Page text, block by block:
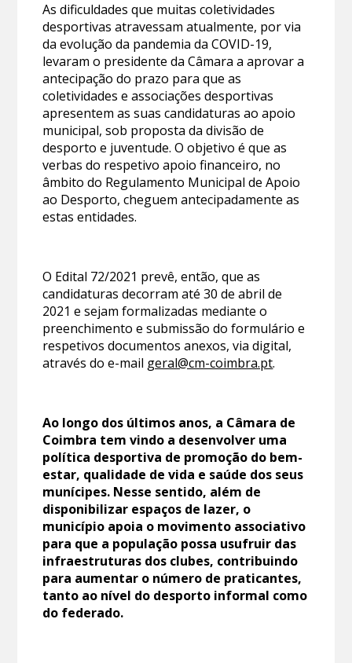
As dificuldades que muitas coletividades
desportivas atravessam atualmente, por via
da evolução da pandemia da COVID-19,
levaram o presidente da Câmara a aprovar a
antecipação do prazo para que as
coletividades e associações desportivas
apresentem as suas candidaturas ao apoio
municipal, sob proposta da divisão de
desporto e juventude. O objetivo é que as
verbas do respetivo apoio financeiro, no
âmbito do Regulamento Municipal de Apoio
ao Desporto, cheguem antecipadamente as
estas entidades.
O Edital 72/2021 prevê, então, que as
candidaturas decorram até 30 de abril de
2021 e sejam formalizadas mediante o
preenchimento e submissão do formulário e
respetivos documentos anexos, via digital,
através do e-mail geral@cm-coimbra.pt.
Ao longo dos últimos anos, a Câmara de
Coimbra tem vindo a desenvolver uma
política desportiva de promoção do bem-
estar, qualidade de vida e saúde dos seus
munícipes. Nesse sentido, além de
disponibilizar espaços de lazer, o
município apoia o movimento associativo
para que a população possa usufruir das
infraestruturas dos clubes, contribuindo
para aumentar o número de praticantes,
tanto ao nível do desporto informal como
do federado.